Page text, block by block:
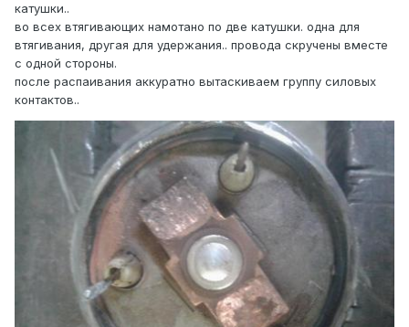
катушки..
во всех втягивающих намотано по две катушки. одна для
втягивания, другая для удержания.. провода скручены вместе
с одной стороны.
после распаивания аккуратно вытаскиваем группу силовых
контактов..